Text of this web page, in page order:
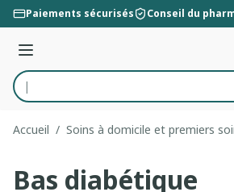
Aller au contenu
Paiements sécurisés Conseil du
Menu
Rechercher
Accueil / Soins à domicile et premiers
Bas diabétique